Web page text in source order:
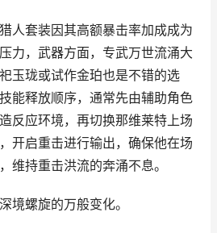
人套装因其高额暴击率加成成为
力，武器方面，专武万世流涌大
玉珑或试作金珀也是不错的选
能释放顺序，通常先由辅助角色
反应环境，再切换那维莱特上场
开启重击进行输出，确保他在场
维持重击洪流的奔涌不息。
境螺旋的万般变化。